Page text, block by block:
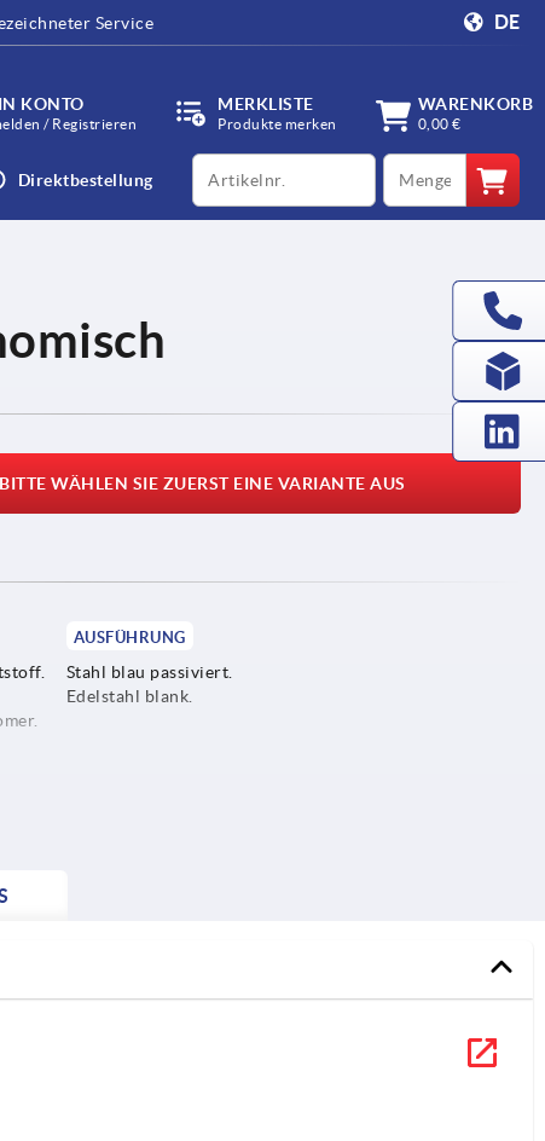
Service DE
KONTO
/ Registrieren
MERKLISTE
Produkte merken
WARENKORB
0,00 €
Direktbestellung
productCode qty
BITTE WÄHLEN SIE ZUERST EINE VARIANTE AUS
AUSFÜHRUNG
Stahl blau passiviert.
Edelstahl blank.